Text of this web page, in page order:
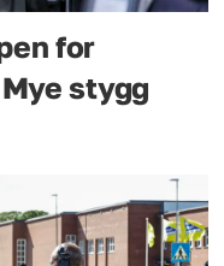
for
stygg